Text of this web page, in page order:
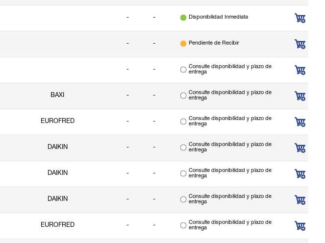
- - Disponibilidad Inmediata
- - Pendiente de Recibir
- -
Consulte disponibilidad y plazo de
entrega
BAXI - -
Consulte disponibilidad y plazo de
entrega
EUROFRED - -
Consulte disponibilidad y plazo de
entrega
DAIKIN - -
Consulte disponibilidad y plazo de
entrega
DAIKIN - -
Consulte disponibilidad y plazo de
entrega
DAIKIN - -
Consulte disponibilidad y plazo de
entrega
EUROFRED - -
Consulte disponibilidad y plazo de
entrega